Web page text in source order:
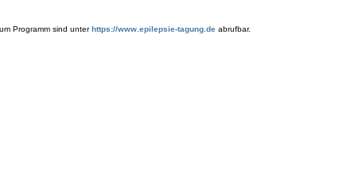
Programm sind unterhttps://www.epilepsie-tagung.de abrufbar.